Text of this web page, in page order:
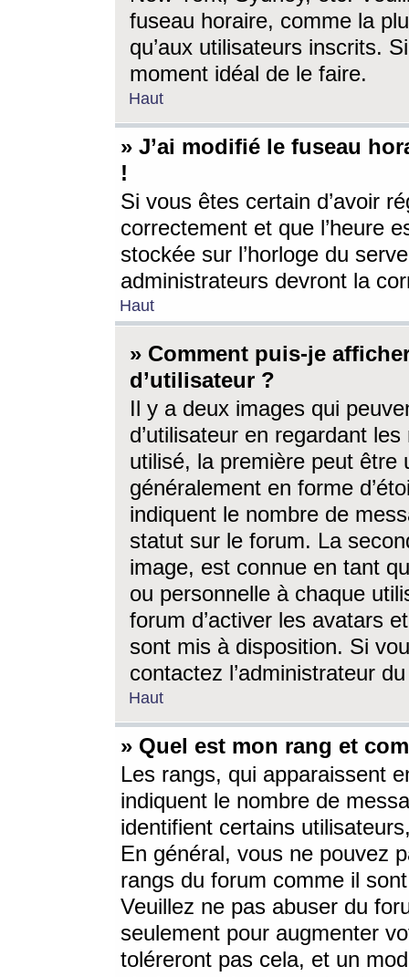
fuseau horaire, comme la
qu’aux utilisateurs inscrits.
moment idéal de le faire.
Haut
» J’ai modifié le fuseau
!
Si vous êtes certain d’avoir
correctement et que l’heure
stockée sur l’horloge du
administrateurs devront la
Haut
» Comment puis-je
d’utilisateur ?
Il y a deux images qui
d’utilisateur en regardant
utilisé, la première peut être
généralement en forme
indiquent le nombre de
statut sur le forum. La
image, est connue en tant
ou personnelle à chaque
forum d’activer les avatars
sont mis à disposition. Si
contactez l’administrateur
Haut
» Quel est mon rang et
Les rangs, qui apparaissent
indiquent le nombre de
identifient certains
En général, vous ne pouvez
rangs du forum comme il
Veuillez ne pas abuser du
seulement pour augmenter
toléreront pas cela, et un